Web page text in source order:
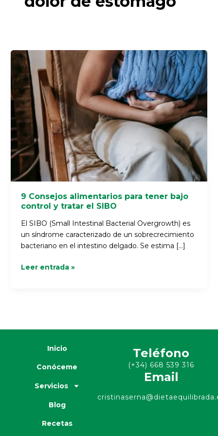
9 Consejos alimentarios para tener bajo
control y tratar el SIBO
El SIBO (Small Intestinal Bacterial Overgrowth) es
un síndrome caracterizado de un sobrecrecimiento
bacteriano en el intestino delgado. Se estima […]
9
Consejos
alimentarios
para
tener
bajo
control
tratar
el
SIBO
Leer entrada »
Inicio
Conóceme
Servicios
Blog
Recetas
Teléfono
(+34) 668 539 316
Email